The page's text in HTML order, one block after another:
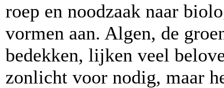
roep en noodzaak naar
vormen aan. Algen, de
bedekken, lijken veel
zonlicht voor nodig, maar